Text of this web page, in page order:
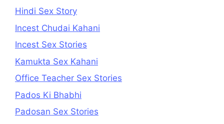
Hindi Sex Story
Incest Chudai Kahani
Incest Sex Stories
Kamukta Sex Kahani
Office Teacher Sex Stories
Pados Ki Bhabhi
Padosan Sex Stories